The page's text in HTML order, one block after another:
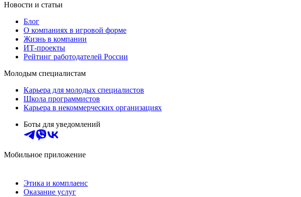
Новости и статьи
Блог
О компаниях в игровой форме
Жизнь в компании
ИТ-проекты
Рейтинг работодателей России
Молодым специалистам
Карьера для молодых специалистов
Школа программистов
Карьера в некоммерческих организациях
Боты для уведомлений
Мобильное приложение
Этика и комплаенс
Оказание услуг